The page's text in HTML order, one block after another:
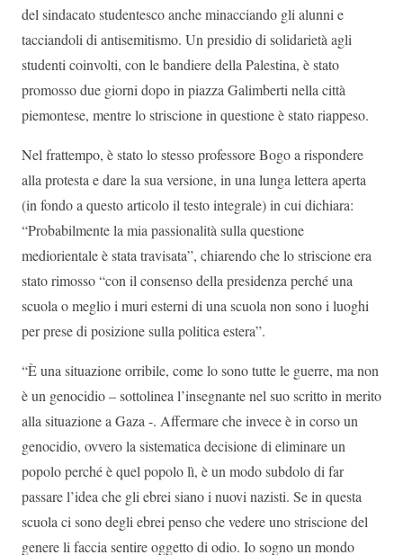
del sindacato studentesco anche minacciando gli alunni e
tacciandoli di antisemitismo. Un presidio di solidarietà agli
studenti coinvolti, con le bandiere della Palestina, è stato
promosso due giorni dopo in piazza Galimberti nella città
piemontese, mentre lo striscione in questione è stato riappeso.
Nel frattempo, è stato lo stesso professore Bogo a rispondere
alla protesta e dare la sua versione, in una lunga lettera aperta
(in fondo a questo articolo il testo integrale) in cui dichiara:
“Probabilmente la mia passionalità sulla questione
mediorientale è stata travisata”, chiarendo che lo striscione era
stato rimosso “con il consenso della presidenza perché una
scuola o meglio i muri esterni di una scuola non sono i luoghi
per prese di posizione sulla politica estera”.
“È una situazione orribile, come lo sono tutte le guerre, ma non
è un genocidio – sottolinea l’insegnante nel suo scritto in merito
alla situazione a Gaza -. Affermare che invece è in corso un
genocidio, ovvero la sistematica decisione di eliminare un
popolo perché è quel popolo lì, è un modo subdolo di far
passare l’idea che gli ebrei siano i nuovi nazisti. Se in questa
scuola ci sono degli ebrei penso che vedere uno striscione del
genere li faccia sentire oggetto di odio. Io sogno un mondo